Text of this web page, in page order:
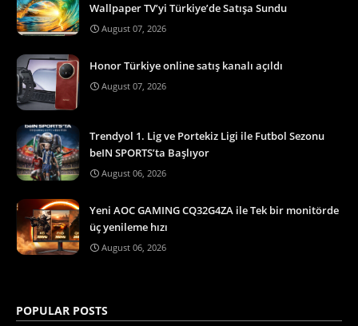
Wallpaper TV’yi Türkiye’de Satışa Sundu
August 07, 2026
Honor Türkiye online satış kanalı açıldı
August 07, 2026
Trendyol 1. Lig ve Portekiz Ligi ile Futbol Sezonu
beIN SPORTS’ta Başlıyor
August 06, 2026
Yeni AOC GAMING CQ32G4ZA ile Tek bir monitörde
üç yenileme hızı
August 06, 2026
POPULAR POSTS